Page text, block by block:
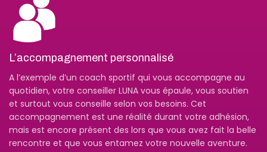
L’accompagnement personnalisé
A l’exemple d’un coach sportif qui vous accompagne au
quotidien, votre conseiller LUNA vous épaule, vous soutien
et surtout vous conseille selon vos besoins. Cet
accompagnement est une réalité durant votre adhésion,
mais est encore présent des lors que vous avez fait la belle
rencontre et que vous entamez votre nouvelle aventure.